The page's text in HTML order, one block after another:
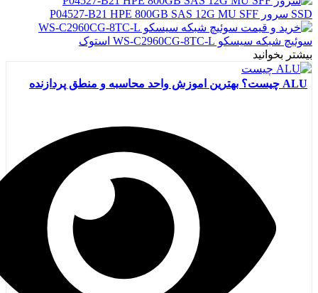
SSD سرور P04527-B21 HPE 800GB SAS 12G MU SFF
سوئیچ شبکه سیسکو WS-C2960CG-8TC-L استوک
بیشتر بخوانید
ALU چیست؟ بهترین اموزش واحد محاسبه و منطق پردازنده